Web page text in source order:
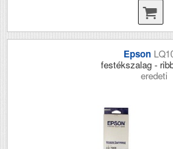
Epson
festékszalag -
eredeti